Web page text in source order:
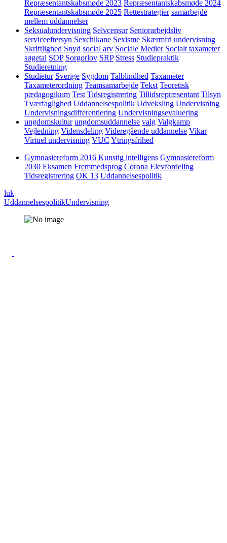
Repræsentantskabsmøde 2023 Repræsentantskabsmøde 2024
Repræsentantskabsmøde 2025 Rettestrategier samarbejde
mellem uddannelser
Seksualundervisning Selvcensur Seniorarbejdsliv
serviceeftersyn Sexchikane Sexisme Skærmfri undervisning
Skriftlighed Snyd social arv Sociale Medier Socialt taxameter
søgetal SOP Sorgorlov SRP Stress Studiepraktik
Studieretning
Studietur Sverige Sygdom Talblindhed Taxameter
Taxameterordning Teamsamarbejde Tekst Teoretisk
pædagogikum Test Tidsregistrering Tillidsrepræsentant Tilsyn
Tværfaglighed Uddannelsespolitik Udveksling Undervisning
Undervisningsdifferentiering Undervisningsevaluering
ungdomskultur ungdomsuddannelse valg Valgkamp
Vejledning Vidensdeling Videregående uddannelse Vikar
Virtuel undervisning VUC Ytringsfrihed
Gymnasiereform 2016 Kunstig intelligens Gymnasiereform
2030 Eksamen Fremmedsprog Corona Elevfordeling
Tidsregistrering OK 13 Uddannelsespolitik
luk
UddannelsespolitikUndervisning